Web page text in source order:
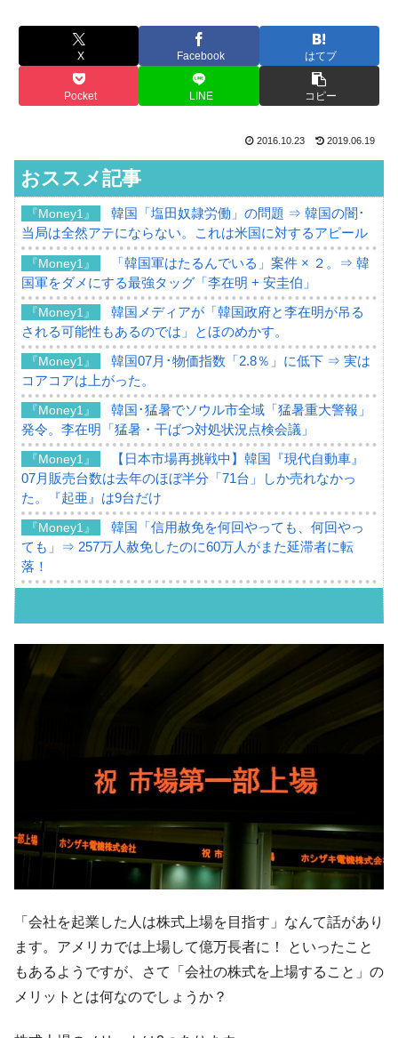
X Facebook はてブ
Pocket LINE コピー
2016.10.23 2019.06.19
おススメ記事
『Money1』
韓国「塩田奴隷労働」の問題 ⇒ 韓国の闇･
当局は全然アテにならない。これは米国に対するアピール
『Money1』
「韓国軍はたるんでいる」案件 × ２。⇒ 韓
国軍をダメにする最強タッグ「李在明 + 安圭伯」
『Money1』
韓国メディアが「韓国政府と李在明が吊る
される可能性もあるのでは」とほのめかす。
『Money1』
韓国07月･物価指数「2.8％」に低下 ⇒ 実は
コアコアは上がった。
『Money1』
韓国･猛暑でソウル市全域「猛暑重大警報」
発令。李在明「猛暑・干ばつ対処状況点検会議」
『Money1』
【日本市場再挑戦中】韓国『現代自動車』
07月販売台数は去年のほぼ半分「71台」しか売れなかっ
た。『起亜』は9台だけ
『Money1』
韓国「信用赦免を何回やっても、何回やっ
ても」⇒ 257万人赦免したのに60万人がまた延滞者に転
落！
『Money1』
韓国「2026年07月の輸出入」絶好調。半導
体だけで410億ドル、輸出全体の41％もある
韓国･李在明「青年層の雇用状況が悪い。せ
や、若者に起業させよう」⇒ どんな雇用対策だソレ。
【韓国の外貨準備】2026年07月は4,279億ド
韓国「ここは北朝鮮なのか。選管がサーバ
『Money1』
韓国･李在明さっそく不動産対策で浅薄な発
言。
『Money1』
韓国は「中国と同じく」投資に不適格な国
『Money1』
『韓国銀行』が「金の保有量を増やしま
す」⇒「金を経由するドル入手」手段ではないのか？
『Money1』
韓国･外為取引量「1日当たり1,214.4億ド
ル」まで拡大 ⇒ 海外資金の動きに強く左右される状態
「会社を起業した人は株式上場を目指す」なんて話があり
ます。アメリカでは上場して億万長者に！ といったこと
もあるようですが、さて「会社の株式を上場すること」の
メリットとは何なのでしょうか？